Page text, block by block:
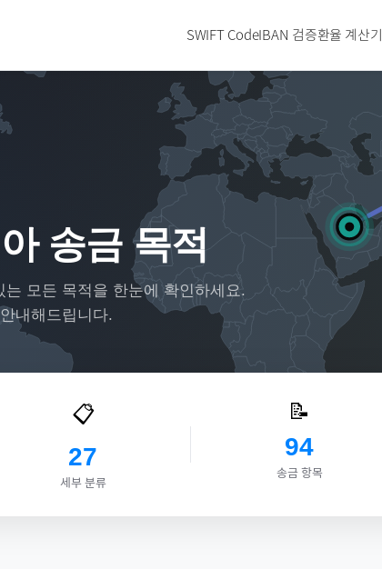
SWIFT CodeIBAN 검증환율 계산기
송금 목적
는 모든 목적을 한눈에 확인하세요.
내해드립니다.
📋
27
세부 분류
📝
94
송금 항목